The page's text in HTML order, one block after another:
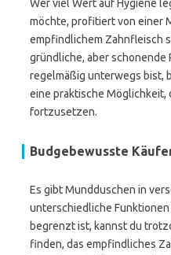
Wer viel Wert auf Hygiene
möchte, profitiert von einer
empfindlichem Zahnfleisch
gründliche, aber schonende
regelmäßig unterwegs bist,
eine praktische
fortzusetzen.
Budgebewusste
Es gibt Mundduschen in
unterschiedliche
begrenzt ist, kannst du
finden, das empfindliches